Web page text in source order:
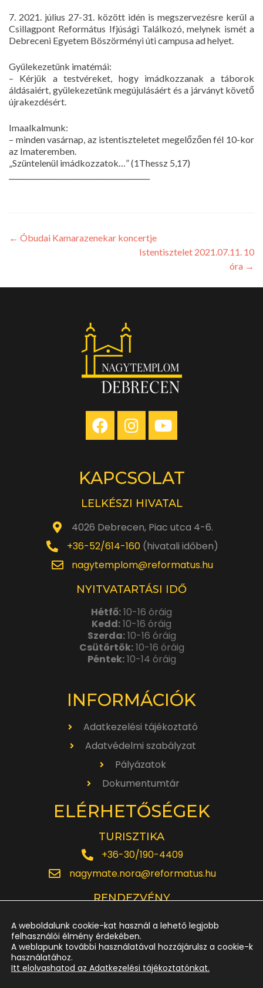
7. 2021. július 27-31. között idén is megszervezésre kerül a
Csillagpont Református Ifjúsági Találkozó, melynek ismét a
Debreceni Egyetem Böszörményi úti campusa ad helyet.
Gyülekezetünk imatémái:
– Kérjük a testvéreket, hogy imádkozzanak a táborok
áldásaiért, gyülekezetünk megújulásáért és a járványt követő
újrakezdésért.
Imaalkalmunk:
– minden vasárnap, az istentiszteletet megelőzően fél 10-kor
az Imateremben.
„Szüntelenül imádkozzatok…” (1Thessz 5,17)
← Óbudai Kamarazenekar koncertje
Istentisztelet 2021.07.11. 10
óra →
KAPCSOLAT
LELKÉSZI HIVATAL
4026 Debrecen, Piac utca 4-6.
+36-52/614-160(hivatali időben)
nagytemplom@reformatus.hu
NYITVATARTÁSI IDŐ
Hétfő:10-16 óráig
Kedd:10-16 óráig
Szerda:10-16 óráig
Csütörtök:10-16 óráig
Péntek:10-14 óráig
INFORMÁCIÓK
Adatkezelési tájékoztató
Adatvédelmi szabályzat
Pályázatok
Dokumentumtár
ELÉRHETŐSÉGEK
TURISZTIKA
+36-30/190-4409
nagymate.nora@reformatus.hu
RENDEZVÉNY
rendezveny.nagytemplom@reformatus.hu
+36-52/614-185
A weboldalunk cookie-kat használ a lehető legjobb
felhasználói élmény érdekében.
A weblapunk további használatával hozzájárulsz a cookie-k
használatához.
Itt elolvashatod az Adatkezelési tájékoztatónkat.